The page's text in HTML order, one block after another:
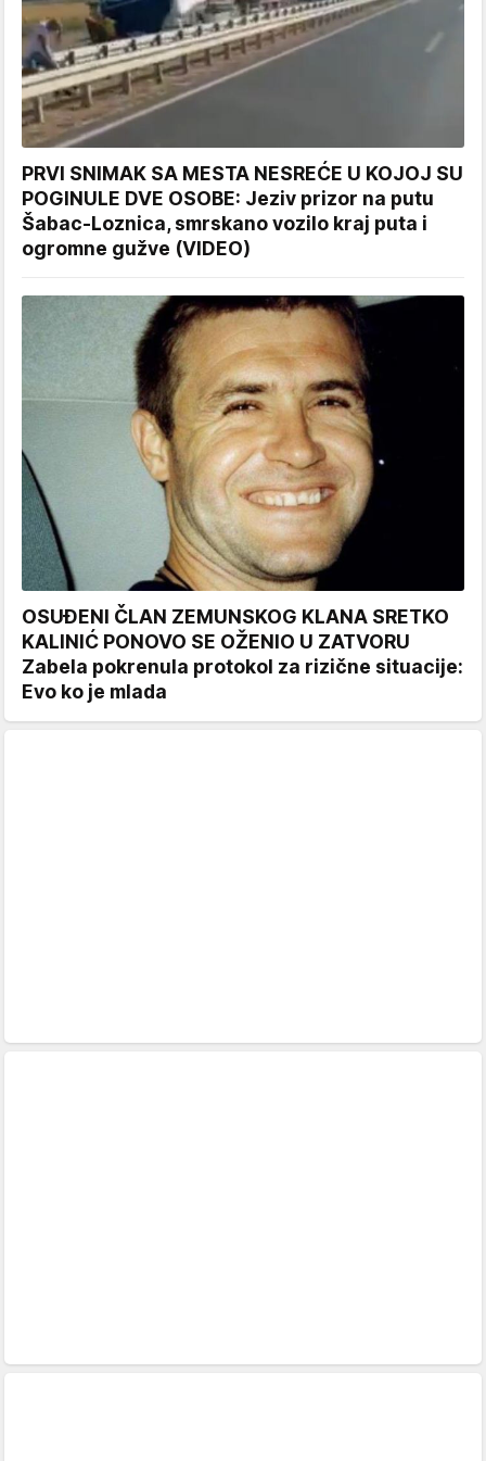
PRVI SNIMAK SA MESTA NESREĆE U KOJOJ SU
POGINULE DVE OSOBE: Jeziv prizor na putu
Šabac-Loznica, smrskano vozilo kraj puta i
ogromne gužve (VIDEO)
OSUĐENI ČLAN ZEMUNSKOG KLANA SRETKO
KALINIĆ PONOVO SE OŽENIO U ZATVORU
Zabela pokrenula protokol za rizične situacije:
Evo ko je mlada